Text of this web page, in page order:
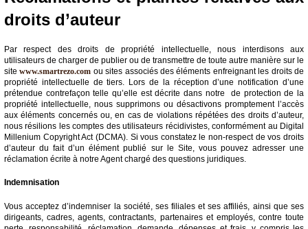
droits d’auteur
Par respect des droits de propriété intellectuelle, nous interdisons aux
utilisateurs de charger de publier ou de transmettre de toute autre manière sur le
sitewww.smartrezo.com ou sites associés des éléments enfreignant les droits de
propriété intellectuelle de tiers. Lors de la réception d’une notification d’une
prétendue contrefaçon telle qu’elle est décrite dans notre de protection de la
propriété intellectuelle, nous supprimons ou désactivons promptement l’accès
aux éléments concernés ou, en cas de violations répétées des droits d’auteur,
nous résilions les comptes des utilisateurs récidivistes, conformément au Digital
Millenium Copyright Act (DCMA). Si vous constatez le non-respect de vos droits
d’auteur du fait d’un élément publié sur le Site, vous pouvez adresser une
réclamation écrite à notre Agent chargé des questions juridiques.
Indemnisation
Vous acceptez d’indemniser la société, ses filiales et ses affiliés, ainsi que ses
dirigeants, cadres, agents, contractants, partenaires et employés, contre toute